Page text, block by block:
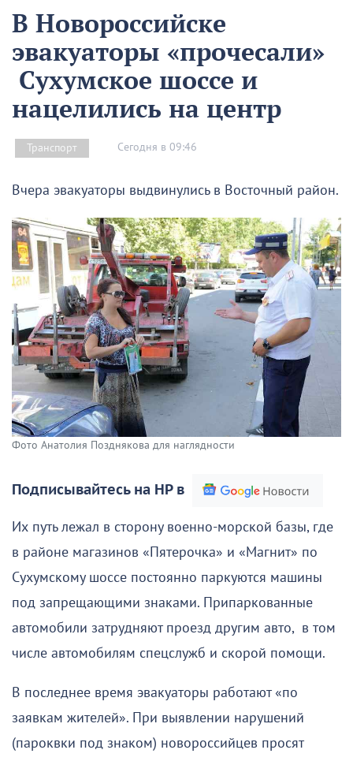
В Новороссийске
эвакуаторы «прочесали»
Сухумское шоссе и
нацелились на центр
Транспорт Сегодня в 09:46
Вчера эвакуаторы выдвинулись в Восточный район.
Фото Анатолия Позднякова для наглядности
Подписывайтесь на НР в
Их путь лежал в сторону военно-морской базы, где
в районе магазинов «Пятерочка» и «Магнит» по
Сухумскому шоссе постоянно паркуются машины
под запрещающими знаками. Припаркованные
автомобили затрудняют проезд другим авто, в том
числе автомобилям спецслужб и скорой помощи.
В последнее время эвакуаторы работают «по
заявкам жителей». При выявлении нарушений
(пароквки под знаком) новороссийцев просят